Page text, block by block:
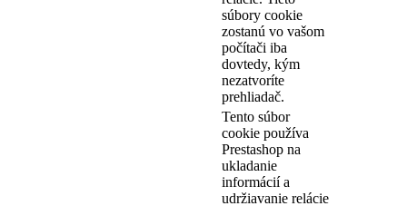
súbory cookie
zostanú vo vašom
počítači iba
dovtedy, kým
nezatvoríte
prehliadač.
Tento súbor
cookie používa
Prestashop na
ukladanie
informácií a
udržiavanie relácie